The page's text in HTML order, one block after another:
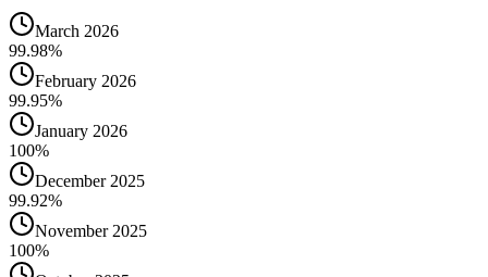
March 2026
99.98%
February 2026
99.95%
January 2026
100%
December 2025
99.92%
November 2025
100%